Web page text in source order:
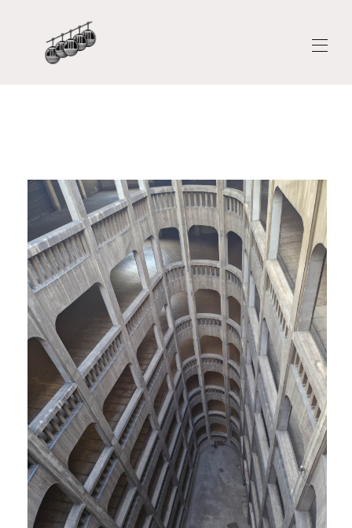
Apartment in Grenoble
Reviews
Blog
Blog article▾